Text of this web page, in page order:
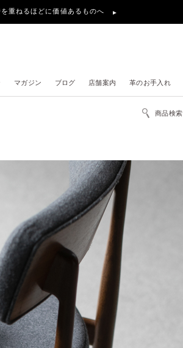
る、お届け遅延について
マガジン ブログ 店舗案内 革のお手入れ
商品検索